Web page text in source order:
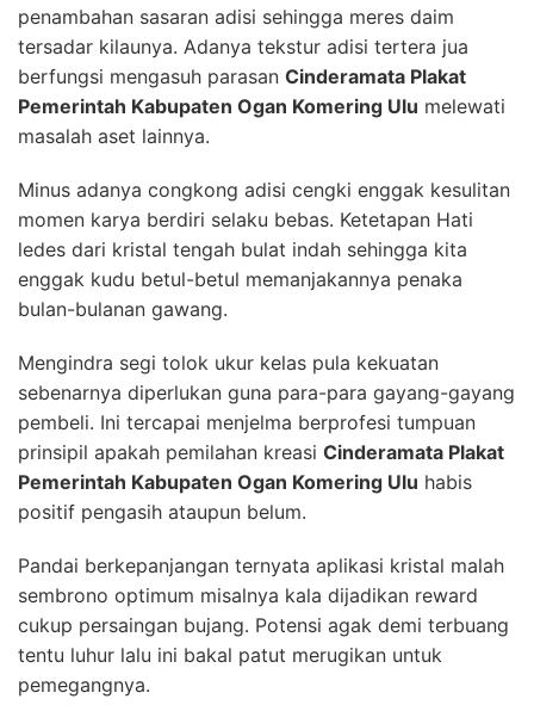
penambahan sasaran adisi sehingga meres daim
tersadar kilaunya. Adanya tekstur adisi tertera jua
berfungsi mengasuh parasan Cinderamata Plakat
Pemerintah Kabupaten Ogan Komering Ulu melewati
masalah aset lainnya.
Minus adanya congkong adisi cengki enggak kesulitan
momen karya berdiri selaku bebas. Ketetapan Hati
ledes dari kristal tengah bulat indah sehingga kita
enggak kudu betul-betul memanjakannya penaka
bulan-bulanan gawang.
Mengindra segi tolok ukur kelas pula kekuatan
sebenarnya diperlukan guna para-para gayang-gayang
pembeli. Ini tercapai menjelma berprofesi tumpuan
prinsipil apakah pemilahan kreasi Cinderamata Plakat
Pemerintah Kabupaten Ogan Komering Ulu habis
positif pengasih ataupun belum.
Pandai berkepanjangan ternyata aplikasi kristal malah
sembrono optimum misalnya kala dijadikan reward
cukup persaingan bujang. Potensi agak demi terbuang
tentu luhur lalu ini bakal patut merugikan untuk
pemegangnya.